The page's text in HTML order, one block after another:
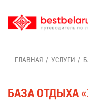
ГЛАВ­НАЯ УСЛУ­ГИ
БА­ЗА ОТ­ДЫ­ХА